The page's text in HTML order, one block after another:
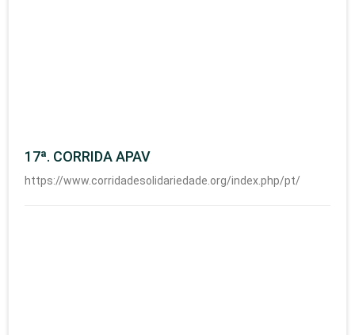
17ª. CORRIDA APAV
https://www.corridadesolidariedade.org/index.php/pt/